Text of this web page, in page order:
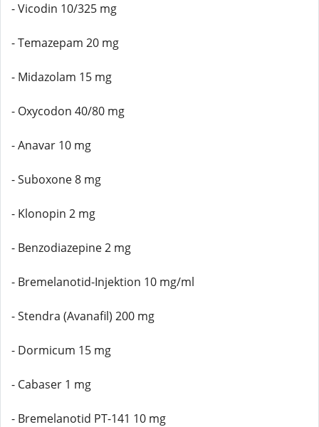
- Vicodin 10/325 mg
- Temazepam 20 mg
- Midazolam 15 mg
- Oxycodon 40/80 mg
- Anavar 10 mg
- Suboxone 8 mg
- Klonopin 2 mg
- Benzodiazepine 2 mg
- Bremelanotid-Injektion 10 mg/ml
- Stendra (Avanafil) 200 mg
- Dormicum 15 mg
- Cabaser 1 mg
- Bremelanotid PT-141 10 mg